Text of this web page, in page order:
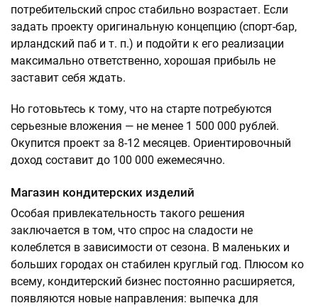
потребительский спрос стабильно возрастает. Если
задать проекту оригинальную концепцию (спорт-бар,
ирландский паб и т. п.) и подойти к его реализации
максимально ответственно, хорошая прибыль не
заставит себя ждать.
Но готовьтесь к тому, что на старте потребуются
серьезные вложения — не менее 1 500 000 рублей.
Окупится проект за 8-12 месяцев. Ориентировочный
доход составит до 100 000 ежемесячно.
Магазин кондитерских изделий
Особая привлекательность такого решения
заключается в том, что спрос на сладости не
колеблется в зависимости от сезона. В маленьких и
больших городах он стабилен круглый год. Плюсом ко
всему, кондитерский бизнес постоянно расширяется,
появляются новые направления: выпечка для